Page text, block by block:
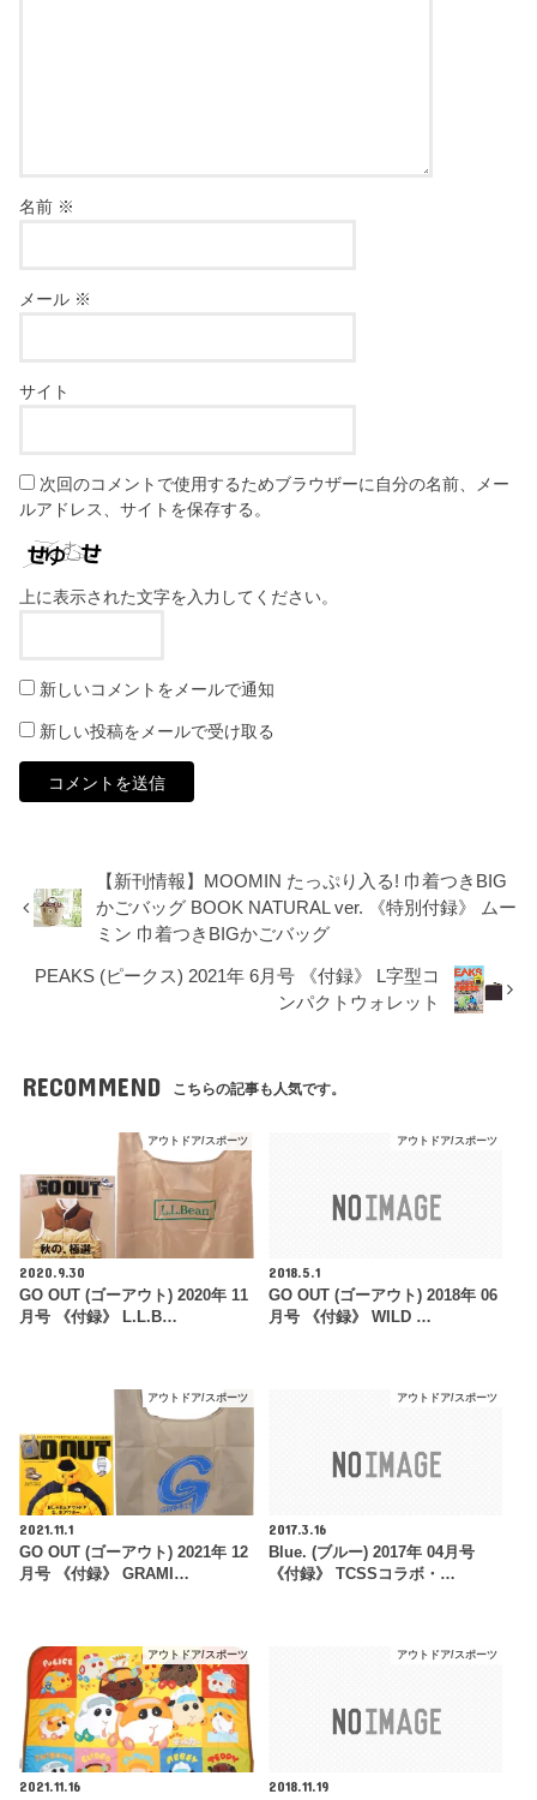
名前 ※
メール ※
サイト
次回のコメントで使用するためブラウザーに自分の名前、メー
ルアドレス、サイトを保存する。
上に表示された文字を入力してください。
新しいコメントをメールで通知
新しい投稿をメールで受け取る
【新刊情報】MOOMIN たっぷり入る! 巾着つきBIG
かごバッグ BOOK NATURAL ver. 《特別付録》 ムー
ミン 巾着つきBIGかごバッグ
PEAKS (ピークス) 2021年 6月号 《付録》 L字型コ
ンパクトウォレット
RECOMMEND こちらの記事も人気です。
アウトドア/スポーツ
2020.9.30
GO OUT (ゴーアウト) 2020年 11
月号 《付録》 L.L.B…
アウトドア/スポーツ
2018.5.1
GO OUT (ゴーアウト) 2018年 06
月号 《付録》 WILD …
アウトドア/スポーツ
2021.11.1
GO OUT (ゴーアウト) 2021年 12
月号 《付録》 GRAMI…
アウトドア/スポーツ
2017.3.16
Blue. (ブルー) 2017年 04月号
《付録》 TCSSコラボ・…
アウトドア/スポーツ
2021.11.16
アウトドア/スポーツ
2018.11.19